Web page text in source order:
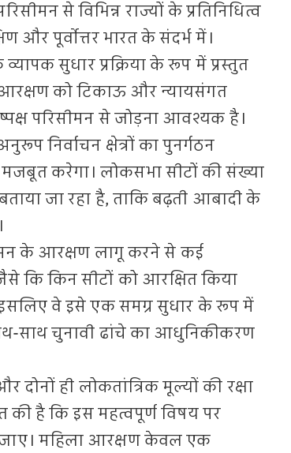
से विभिन्न राज्यों के प्रतिनिधित्व
और पूर्वोत्तर भारत के संदर्भ में।
सुधार प्रक्रिया के रूप में प्रस्तुत
को टिकाऊ और न्यायसंगत
परिसीमन से जोड़ना आवश्यक है।
निर्वाचन क्षेत्रों का पुनर्गठन
मजबूत करेगा। लोकसभा सीटों की संख्या
जा रहा है, ताकि बढ़ती आबादी के
के आरक्षण लागू करने से कई
कि किन सीटों को आरक्षित किया
इसलिए वे इसे एक समग्र सुधार के रूप में
साथ चुनावी ढांचे का आधुनिकीकरण
दोनों ही लोकतांत्रिक मूल्यों की रक्षा
है कि इस महत्वपूर्ण विषय पर
जाए। महिला आरक्षण केवल एक